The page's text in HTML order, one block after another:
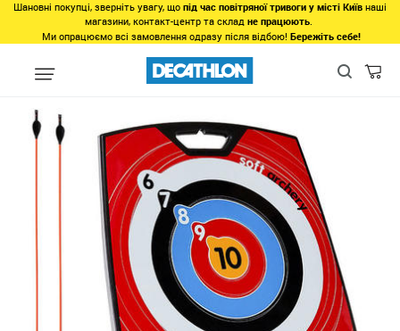
Шановні покупці, зверніть увагу, що під час повітряної тривоги у місті Київ наші
магазини, контакт-центр та склад не працюють.
Ми опрацюємо всі замовлення одразу після відбою! Бережіть себе!
Види спорту Точні види спорту Стрільба з лука Луки